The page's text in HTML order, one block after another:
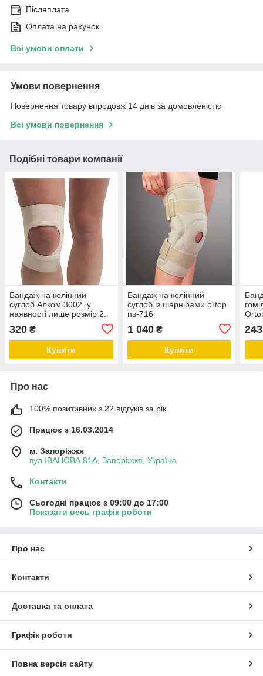
Післяплата
Оплата на рахунок
Всі умови оплати
Умови повернення
Повернення товару впродовж 14 днів за домовленістю
Всі умови повернення
Подібні товари компанії
Бандаж на колінний
суглоб Алком 3002. у
наявності лише розмір 2.
320 ₴
Купити
Бандаж на колінний
суглоб із шарнірами ortop
ns-716
1 040₴
Купити
243
Про нас
100% позитивних з 22 відгуків за рік
Працює з 16.03.2014
м. Запоріжжя
вул.ІВАНОВА 81А, Запоріжжя, Україна
Контакти
Сьогодні працює з 09:00 до 17:00
Показати весь графік роботи
Про нас
Контакти
Доставка та оплата
Графік роботи
Повна версія сайту